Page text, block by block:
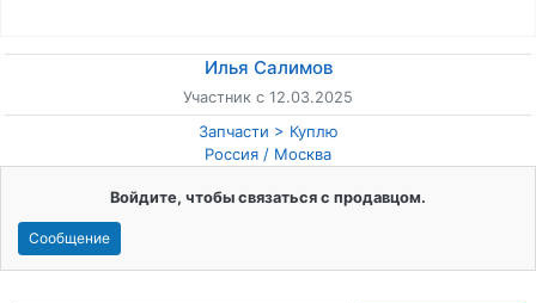
Илья Салимов
Участник с 12.03.2025
Запчасти
Куплю
Россия / Москва
Войдите, чтобы связаться с продавцом.
Сообщение